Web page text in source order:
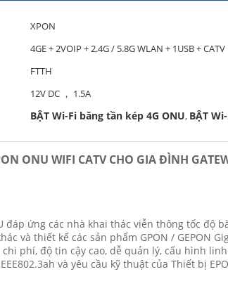
XPON
4GE + 2VOIP + 2.4G / 5.8G WLAN + 1USB + CATV
FTTH
12V DC ， 1.5A
BẬT Wi-Fi băng tần kép 4G ONU, BẬT
ONU WIFI CATV CHO GIA ĐÌNH
đáp ứng các nhà khai thác viễn thông tốc độ
và thiết kế các sản phẩm GPON / GEPON
phí, độ tin cậy cao, dễ quản lý, cấu hình
và yêu cầu kỹ thuật của Thiết bị